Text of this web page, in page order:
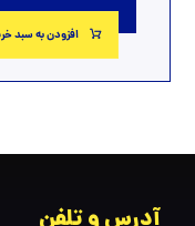
افزودن به سبد